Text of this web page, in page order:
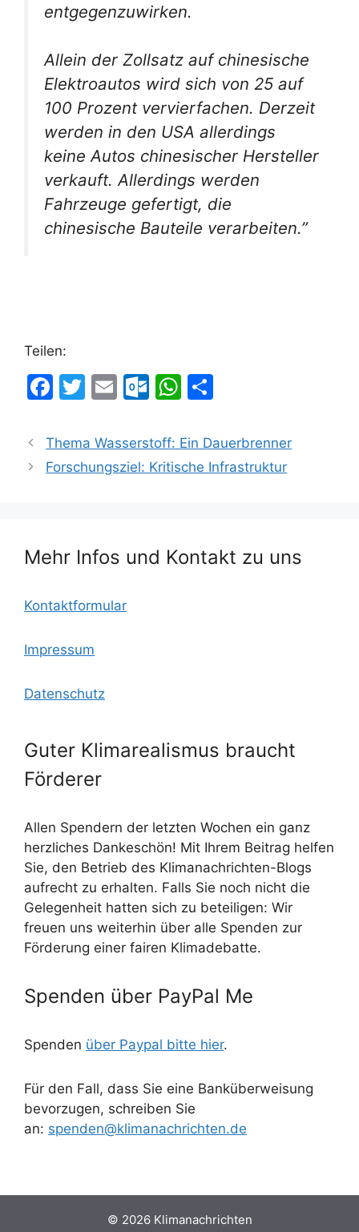
entgegenzuwirken.
Allein der Zollsatz auf chinesische
Elektroautos wird sich von 25 auf
100 Prozent vervierfachen. Derzeit
werden in den USA allerdings
keine Autos chinesischer Hersteller
verkauft. Allerdings werden
Fahrzeuge gefertigt, die
chinesische Bauteile verarbeiten.”
Teilen:
F
c
e
k
T
itt
er
E
ai
l
O
lo
o
m
W
at
s
le
n
Thema Wasserstoff: Ein Dauerbrenner
Forschungsziel: Kritische Infrastruktur
Mehr Infos und Kontakt zu uns
Kontaktformular
Impressum
Datenschutz
Guter Klimarealismus braucht
Förderer
Allen Spendern der letzten Wochen ein ganz
herzliches Dankeschön! Mit Ihrem Beitrag helfen
Sie, den Betrieb des Klimanachrichten-Blogs
aufrecht zu erhalten. Falls Sie noch nicht die
Gelegenheit hatten sich zu beteiligen: Wir
freuen uns weiterhin über alle Spenden zur
Förderung einer fairen Klimadebatte.
Spenden über PayPal Me
Spenden über Paypal bitte hier.
Für den Fall, dass Sie eine Banküberweisung
bevorzugen, schreiben Sie
an: spenden@klimanachrichten.de
© 2026 Klimanachrichten